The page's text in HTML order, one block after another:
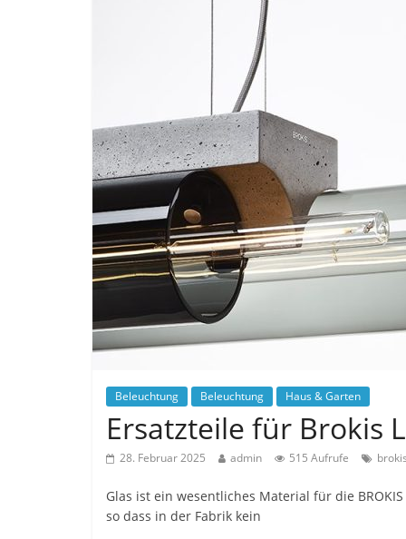
Beleuchtung Beleuchtung Haus & Garten
Ersatzteile für Brokis
28. Februar 2025 admin 515 Aufrufe brokis
Glas ist ein wesentliches Material für die
so dass in der Fabrik kein